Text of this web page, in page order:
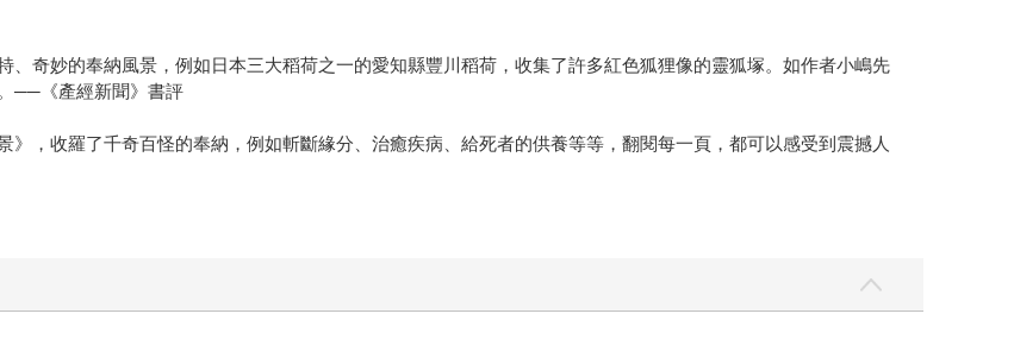
奇妙的奉納風景，例如日本三大稻荷之一的愛知縣豐川稻荷，收集了許多紅色狐狸像的靈狐塚。如作者小嶋先
──《產經新聞》書評
，收羅了千奇百怪的奉納，例如斬斷緣分、治癒疾病、給死者的供養等等，翻閱每一頁，都可以感受到震撼人